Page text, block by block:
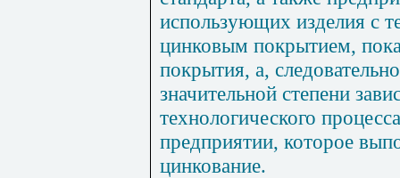
использующих изделия с
цинковым покрытием,
покрытия, а,
значительной степени
технологического
предприятии, которое
цинкование.